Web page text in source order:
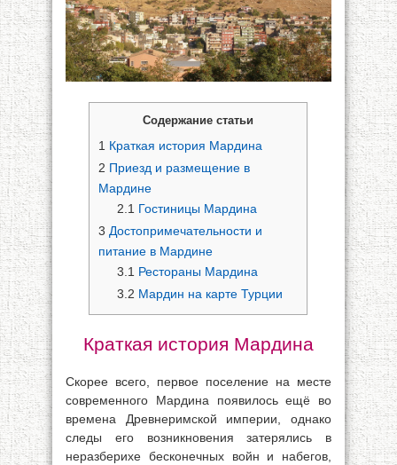
Содержание статьи
1 Краткая история Мардина
2 Приезд и размещение в
Мардине
2.1 Гостиницы Мардина
3 Достопримечательности и
питание в Мардине
3.1 Рестораны Мардина
3.2 Мардин на карте Турции
Краткая история Мардина
Скорее всего, первое поселение на месте
современного Мардина появилось ещё во
времена Древнеримской империи, однако
следы его возникновения затерялись в
неразберихе бесконечных войн и набегов,